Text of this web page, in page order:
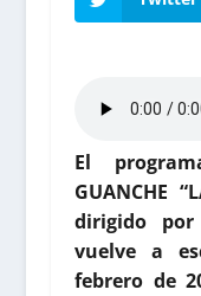
El
GUANCHE
dirigido por
vuelve a
febrero de